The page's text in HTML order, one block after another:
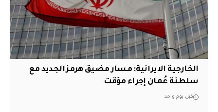
الخارجية الايرانية: مسار مضيق هرمز الجديد مع
سلطنة عُمان إجراء مؤقت
قبل يوم واحد